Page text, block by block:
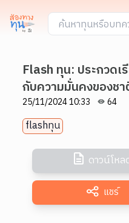
Flash ทุน: ประกวดเ
กับความมั่นคงของชา
25/11/2024 10:33 64
flashทุน
ดาวน์โหล
แชร์